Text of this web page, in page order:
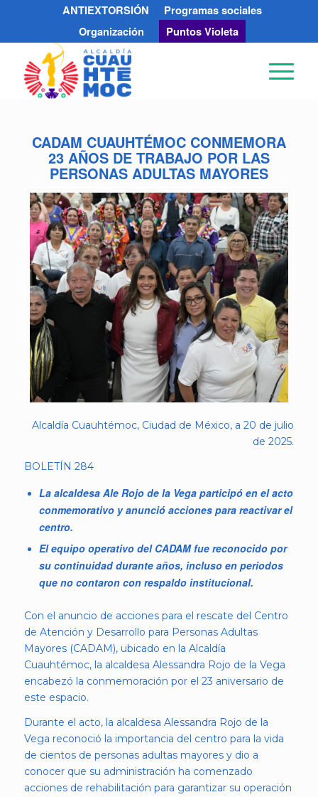
ANTIEXTORSIÓN
Programas sociales
Organización
Puntos Violeta
CADAM CUAUHTÉMOC CONMEMORA
23 AÑOS DE TRABAJO POR LAS
PERSONAS ADULTAS MAYORES
Alcaldía Cuauhtémoc, Ciudad de México, a 20 de julio
de 2025.
BOLETÍN 284
La alcaldesa Ale Rojo de la Vega participó en el acto
conmemorativo y anunció acciones para reactivar el
centro.
El equipo operativo del CADAM fue reconocido por
su continuidad durante años, incluso en periodos
que no contaron con respaldo institucional.
Con el anuncio de acciones para el rescate del Centro
de Atención y Desarrollo para Personas Adultas
Mayores (CADAM), ubicado en la Alcaldía
Cuauhtémoc, la alcaldesa Alessandra Rojo de la Vega
encabezó la conmemoración por el 23 aniversario de
este espacio.
Durante el acto, la alcaldesa Alessandra Rojo de la
Vega reconoció la importancia del centro para la vida
de cientos de personas adultas mayores y dio a
conocer que su administración ha comenzado
acciones de rehabilitación para garantizar su operación